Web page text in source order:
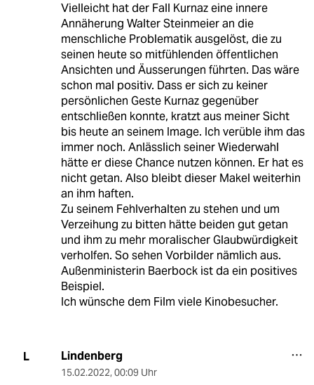
Vielleicht hat der Fall Kurnaz eine innere
Annäherung Walter Steinmeier an die
menschliche Problematik ausgelöst, die zu
seinen heute so mitfühlenden öffentlichen
Ansichten und Äusserungen führten. Das wäre
schon mal positiv. Dass er sich zu keiner
persönlichen Geste Kurnaz gegenüber
entschließen konnte, kratzt aus meiner Sicht
bis heute an seinem Image. Ich verüble ihm das
immer noch. Anlässlich seiner Wiederwahl
hätte er diese Chance nutzen können. Er hat es
nicht getan. Also bleibt dieser Makel weiterhin
an ihm haften.
Zu seinem Fehlverhalten zu stehen und um
Verzeihung zu bitten hätte beiden gut getan
und ihm zu mehr moralischer Glaubwürdigkeit
verholfen. So sehen Vorbilder nämlich aus.
Außenministerin Baerbock ist da ein positives
Beispiel.
Ich wünsche dem Film viele Kinobesucher.
L Lindenberg
15.02.2022, 00:09 Uhr